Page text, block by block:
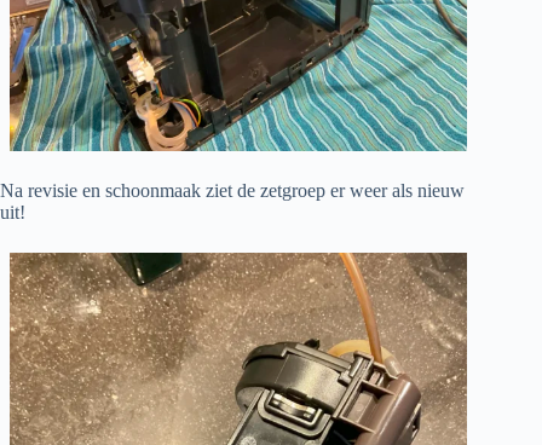
Na revisie en schoonmaak ziet de zetgroep er weer als nieuw
uit!